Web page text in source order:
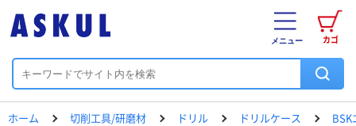
カゴ
メニュー
ホーム 切削工具/研磨材 ドリル ドリルケース BSK